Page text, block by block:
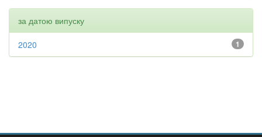
за датою випуску
1
2020